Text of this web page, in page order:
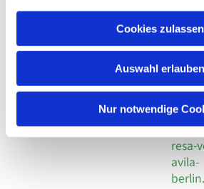
Cookies zulassen
Auswahl erlauben
Nur notwendige
Kirchengemeinde Pfarrei
Hl. Theresa von Avila Berlin
Leitender Pfarrer - Norbert
Behaimstr. 39
+49 30
924
Fax +49
30
18
E-Mail
resa-
avila-